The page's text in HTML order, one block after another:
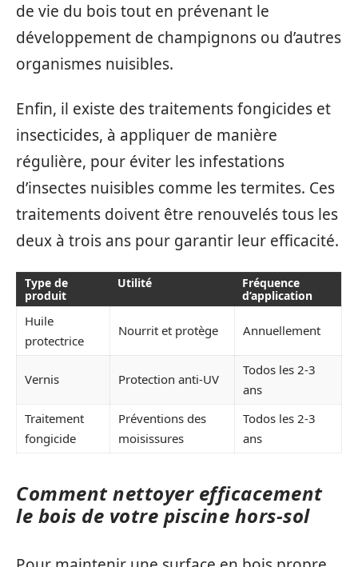
de vie du bois tout en prévenant le
développement de champignons ou d’autres
organismes nuisibles.
Enfin, il existe des traitements fongicides et
insecticides, à appliquer de manière
régulière, pour éviter les infestations
d’insectes nuisibles comme les termites. Ces
traitements doivent être renouvelés tous les
deux à trois ans pour garantir leur efficacité.
Type de
produit
Utilité
Fréquence
d’application
Huile
protectrice
Nourrit et protège Annuellement
Vernis Protection anti-UV
Todos les 2-3
ans
Traitement
fongicide
Préventions des
moisissures
Todos les 2-3
ans
Comment nettoyer efficacement
le bois de votre piscine hors-sol